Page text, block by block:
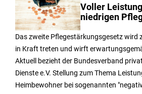
Voller
niedrigen
Das zweite Pflegestärkungsgesetz wird
in Kraft treten und wirft
Aktuell bezieht der Bundesverband
Dienste e.V. Stellung zum Thema
Heimbewohner bei sogenannten